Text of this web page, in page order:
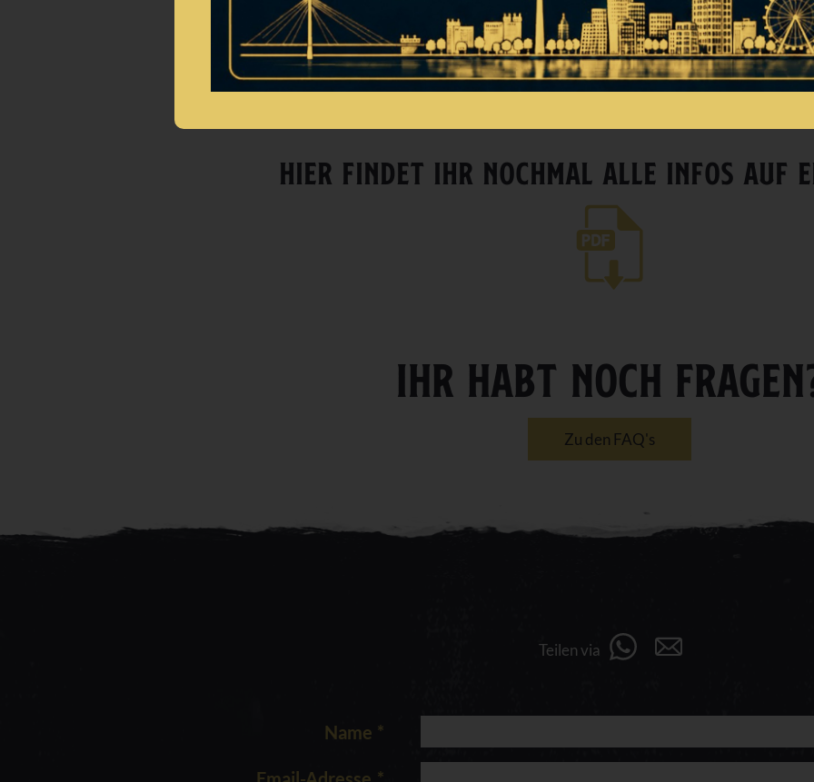
Für Gruppen von 6-28 Personen (Mehr auf Anfrage)
Spezialtarife und Öffnungszeiten für Schulklassen (Auf Anfrage)
Einfache Organisation – Wir helfen Euch gern!
HIER FINDET IHR NOCHMAL ALLE INFOS AUF
IHR HABT NOCH
Zu den FAQ's
Teilen via
Name *